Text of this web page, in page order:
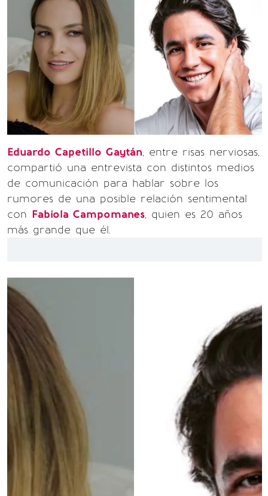
Eduardo Capetillo Gaytán, entre risas nerviosas,
compartió una entrevista con distintos medios
de comunicación para hablar sobre los
rumores de una posible relación sentimental
con Fabiola Campomanes, quien es 20 años
más grande que él.